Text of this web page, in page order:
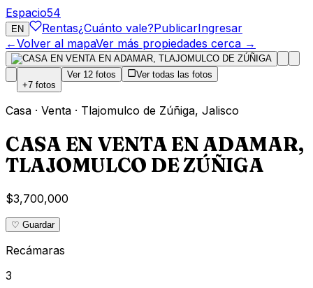
Espacio54
EN Rentas¿Cuánto vale?PublicarIngresar
←Volver al mapaVer más propiedades cerca →
+7 fotos
Ver 12 fotos Ver todas las fotos
Casa · Venta · Tlajomulco de Zúñiga, Jalisco
CASA EN VENTA EN ADAMAR,
TLAJOMULCO DE ZÚÑIGA
$3,700,000
♡ Guardar
Recámaras
3